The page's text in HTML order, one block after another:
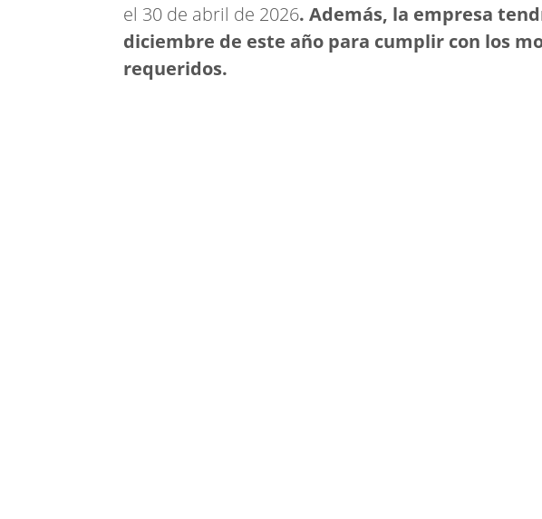
el 30 de abril de 2026. Además, la empresa
diciembre de este año para cumplir con los
requeridos.